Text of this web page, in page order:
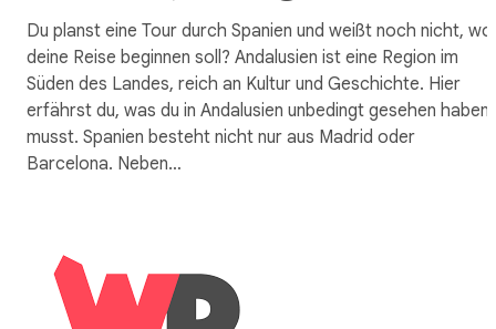
Du planst eine Tour durch Spanien und weißt noch nicht, wo
deine Reise beginnen soll? Andalusien ist eine Region im
Süden des Landes, reich an Kultur und Geschichte. Hier
erfährst du, was du in Andalusien unbedingt gesehen haben
musst. Spanien besteht nicht nur aus Madrid oder
Barcelona. Neben…